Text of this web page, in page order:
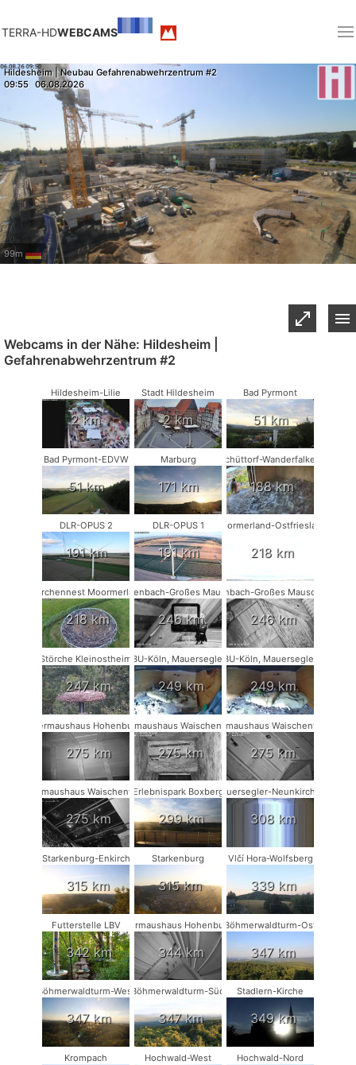
TERRA-HDWEBCAMS
Hildesheim | Neubau Gefahrenabwehrzentrum #2
09:55 06.08.2026
99m
Webcams in der Nähe: Hildesheim |
Gefahrenabwehrzentrum #2
Hildesheim-Lilie
2 km
Stadt Hildesheim
2 km
Bad Pyrmont
51 km
Bad Pyrmont-EDVW
51 km
Marburg
171 km
Schüttorf-Wanderfalken
188 km
DLR-OPUS 2
191 km
DLR-OPUS 1
191 km
Moormerland-Ostfriesland
218 km
Storchennest Moormerland
218 km
Rodenbach-Großes Mausohr
246 km
Rodenbach-Großes Mausohr #2
246 km
Störche Kleinostheim
247 km
NABU-Köln, Mauersegler #1
249 km
NABU-Köln, Mauersegler #2
249 km
Fledermaushaus Hohenburg #1
275 km
Fledermaushaus Waischenfeld #1
275 km
Fledermaushaus Waischenfeld #2
275 km
Fledermaushaus Waischenfeld #3
275 km
Erlebnispark Boxberg
299 km
Mauersegler-Neunkirchen
308 km
Starkenburg-Enkirch
315 km
Starkenburg
315 km
Vlčí Hora-Wolfsberg
339 km
Futterstelle LBV
342 km
Fledermaushaus Hohenburg #2
344 km
Böhmerwaldturm-Ost
347 km
Böhmerwaldturm-West
347 km
Böhmerwaldturm-Süd
347 km
Stadlern-Kirche
349 km
Krompach Hochwald-West Hochwald-Nord